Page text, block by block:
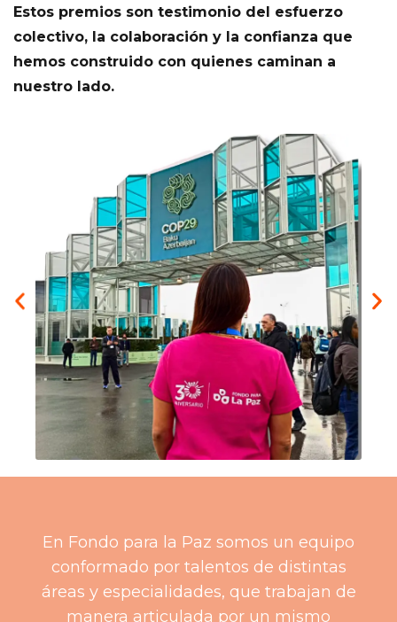
Estos premios son testimonio del esfuerzo
colectivo, la colaboración y la confianza que
hemos construido con quienes caminan a
nuestro lado.
En Fondo para la Paz somos un equipo
conformado por talentos de distintas
áreas y especialidades, que trabajan de
manera articulada por un mismo